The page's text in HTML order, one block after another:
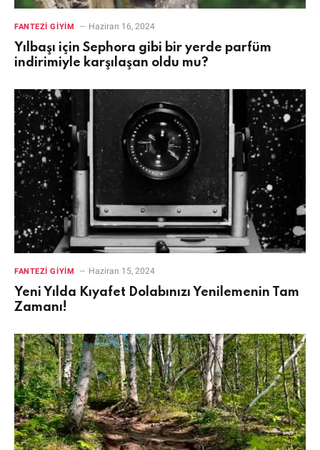
FANTEZI GIYIM Haziran 16, 2024
Yılbaşı için Sephora gibi bir yerde parfüm
indirimiyle karşılaşan oldu mu?
FANTEZI GIYIM Haziran 15, 2024
Yeni Yılda Kıyafet Dolabınızı Yenilemenin Tam
Zamanı!